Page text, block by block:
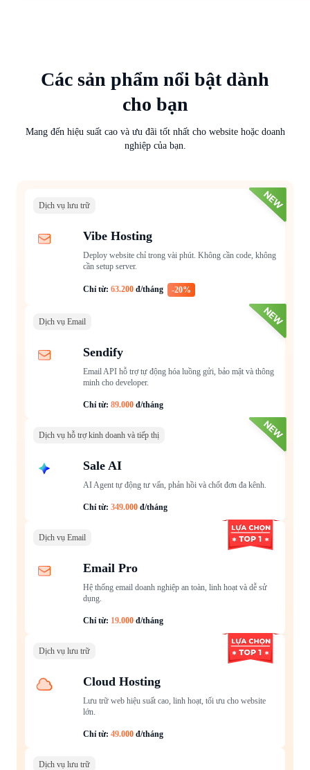
Các sản phẩm nổi bật dành
cho bạn
Mang đến hiệu suất cao và ưu đãi tốt nhất cho website hoặc doanh
nghiệp của bạn.
Dịch vụ lưu trữ
Vibe Hosting
Deploy website chỉ trong vài phút. Không cần code, không
cần setup server.
Chỉ từ: 63.200 đ/tháng -20%
Dịch vụ Email
Sendify
Email API hỗ trợ tự động hóa luồng gửi, bảo mật và thông
minh cho developer.
Chỉ từ: 89.000 đ/tháng
Dịch vụ hỗ trợ kinh doanh và tiếp thị
Sale AI
AI Agent tự động tư vấn, phản hồi và chốt đơn đa kênh.
Chỉ từ: 349.000 đ/tháng
Dịch vụ Email
Email Pro
Hệ thống email doanh nghiệp an toàn, linh hoạt và dễ sử
dụng.
Chỉ từ: 19.000 đ/tháng
Dịch vụ lưu trữ
Cloud Hosting
Lưu trữ web hiệu suất cao, linh hoạt, tối ưu cho website
lớn.
Chỉ từ: 49.000 đ/tháng
Dịch vụ lưu trữ